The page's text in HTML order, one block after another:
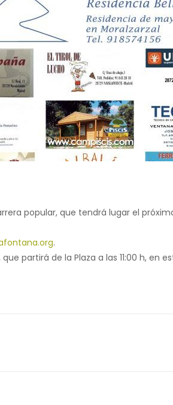
popular, que tendrá lugar el
.
partirá de la Plaza a las 11:00 h, en